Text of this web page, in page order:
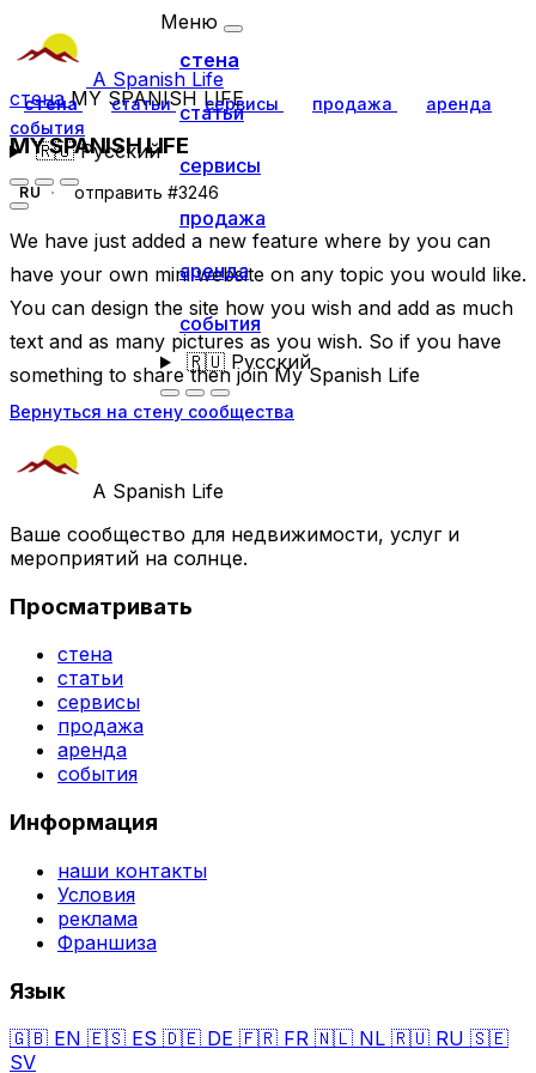
A Spanish Life
стена статьи сервисы продажа
аренда
события
🇷🇺Русский
Меню
стена
статьи
сервисы
продажа
аренда
события
🇷🇺Русский
стенаMY SPANISH LIFE
MY SPANISH LIFE
RU отправить #3246
We have just added a new feature where by you can
have your own mini website on any topic you would like.
You can design the site how you wish and add as much
text and as many pictures as you wish. So if you have
something to share then join My Spanish Life
Вернуться на стену сообщества
A Spanish Life
Ваше сообщество для недвижимости, услуг и
мероприятий на солнце.
Просматривать
стена
статьи
сервисы
продажа
аренда
события
Информация
наши контакты
Условия
реклама
Франшиза
Язык
🇬🇧 EN 🇪🇸 ES 🇩🇪 DE 🇫🇷 FR 🇳🇱 NL 🇷🇺 RU 🇸🇪
SV